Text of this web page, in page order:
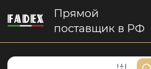
Прямой
поставщик в РФ